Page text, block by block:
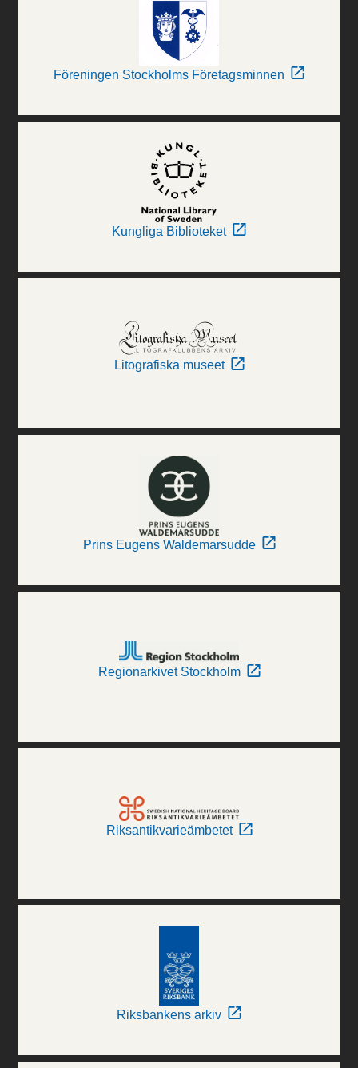
Föreningen Stockholms Företagsminnen
Kungliga Biblioteket
Litografiska museet
Prins Eugens Waldemarsudde
Regionarkivet Stockholm
Riksantikvarieämbetet
Riksbankens arkiv